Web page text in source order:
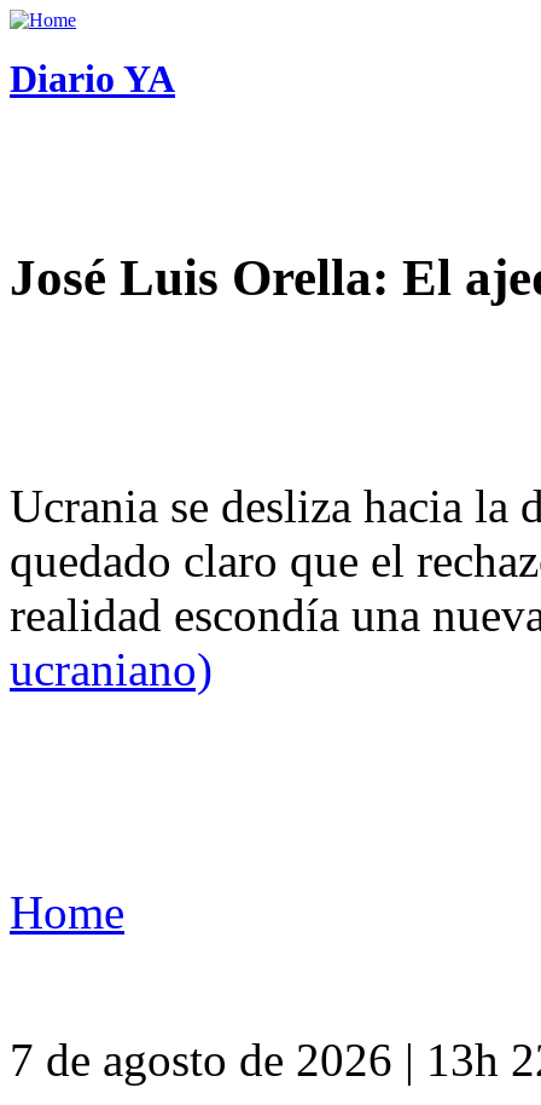
Diario YA
José Luis Orella: El
Ucrania se desliza hacia
quedado claro que el
realidad escondía una
ucraniano)
Home
7 de agosto de 2026 | 13h